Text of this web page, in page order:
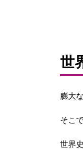
世
膨大
そこ
世界